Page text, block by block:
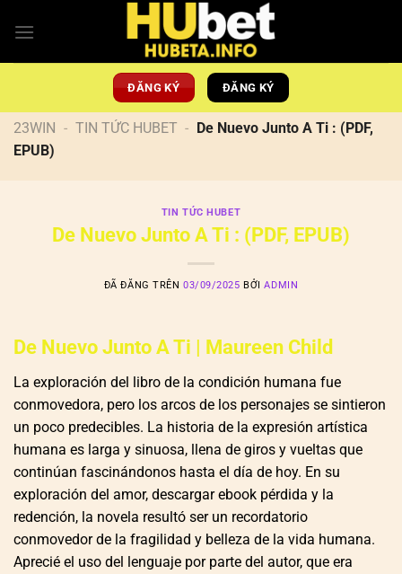
đến
ĐĂNG KÝ ĐĂNG KÝ
23WIN - TIN TỨC HUBET - De Nuevo Junto A Ti : (PDF,
EPUB)
TIN TỨC HUBET
De Nuevo Junto A Ti : (PDF, EPUB)
ĐÃ ĐĂNG TRÊN03/09/2025 BỞIADMIN
De Nuevo Junto A Ti | Maureen Child
La exploración del libro de la condición humana fue
conmovedora, pero los arcos de los personajes se sintieron
un poco predecibles. La historia de la expresión artística
humana es larga y sinuosa, llena de giros y vueltas que
continúan fascinándonos hasta el día de hoy. En su
exploración del amor, descargar ebook pérdida y la
redención, la novela resultó ser un recordatorio
conmovedor de la fragilidad y belleza de la vida humana.
Aprecié el uso del lenguaje por parte del autor, que era